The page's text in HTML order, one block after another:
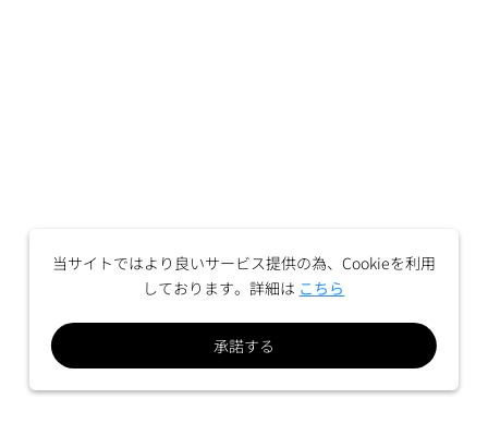
当サイトではより良いサービス提供の為、Cookieを利用
しております。詳細は こちら
承諾する